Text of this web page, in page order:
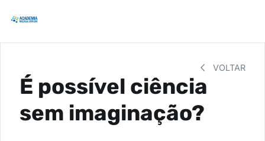
VOLTAR
É possível ciência
sem imaginação?